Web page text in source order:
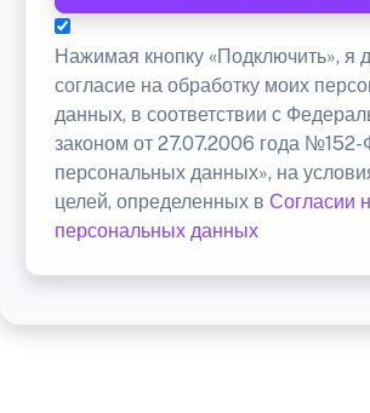
Нажимая кнопку «Подключить», я
согласие на обработку моих
данных, в соответствии с
законом от 27.07.2006 года
персональных данных», на
целей, определенных в Согласии
персональных данных